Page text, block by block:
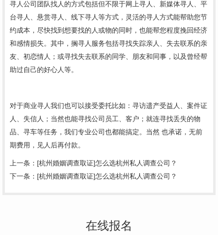
寻人公司团队找人的方式包括但不限于网上寻人、新媒体寻人、平
台寻人、悬赏寻人、线下寻人等方式 ， 灵活的寻人方式能帮助您节
约成本，尽快找到想要找的人或物的同时，也能帮您程度挽回经济
和感情损失。其中，搁寻人服务包括寻找失踪亲人、失去联系的亲
友、初恋情人；或寻找失去联系的同学、朋友和同事，以及曾经帮
助过自己的好心人等。
对于商业寻人我们也可以接受委托比如 ：寻访遗产受益人、案件证
人、失信人；当然也能寻找公司员工、客户；就连寻找丢失的物
品、寻车等任务，我们专业公司也都能搞定。当然 也承诺，无前
期费用，见人后再付款。
上一条： [杭州婚姻调查取证]怎么选杭州私人调查公司？
下一条： [杭州婚姻调查取证]怎么选杭州私人调查公司？
在线报名